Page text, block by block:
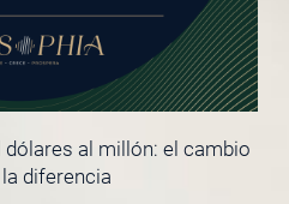
dólares al millón: el cambio
diferencia